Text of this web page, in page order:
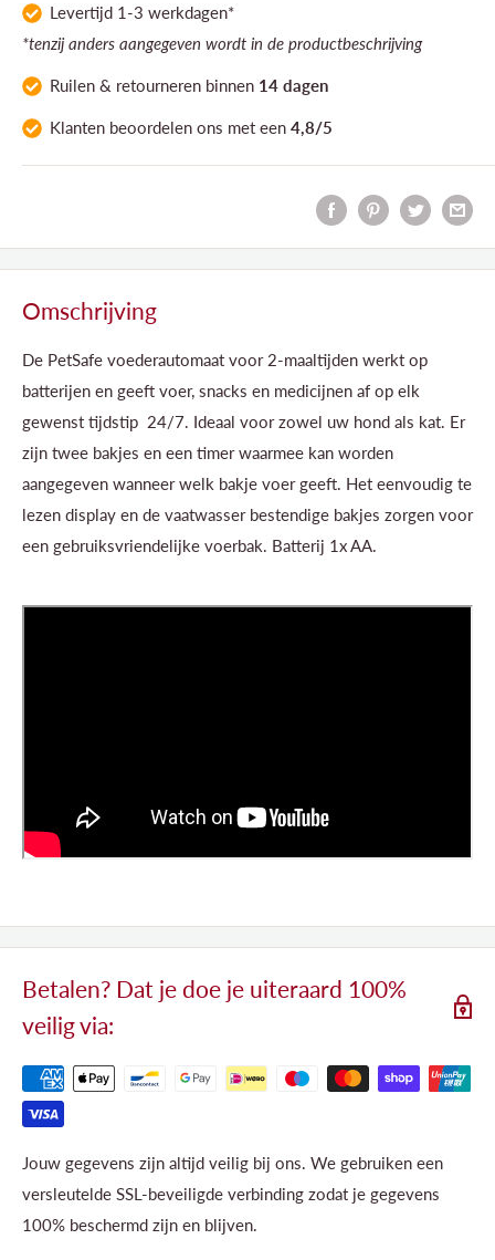
Levertijd 1-3 werkdagen*
*tenzij anders aangegeven wordt in de productbeschrijving
Ruilen & retourneren binnen 14 dagen
Klanten beoordelen ons met een 4,8/5
Omschrijving
De PetSafe voederautomaat voor 2-maaltijden werkt op
batterijen en geeft voer, snacks en medicijnen af op elk
gewenst tijdstip  24/7. Ideaal voor zowel uw hond als kat. Er
zijn twee bakjes en een timer waarmee kan worden
aangegeven wanneer welk bakje voer geeft. Het eenvoudig te
lezen display en de vaatwasser bestendige bakjes zorgen voor
een gebruiksvriendelijke voerbak. Batterij 1x AA.
Betalen? Dat je doe je uiteraard 100%
veilig via:
Jouw gegevens zijn altijd veilig bij ons. We gebruiken een
versleutelde SSL-beveiligde verbinding zodat je gegevens
100% beschermd zijn en blijven.